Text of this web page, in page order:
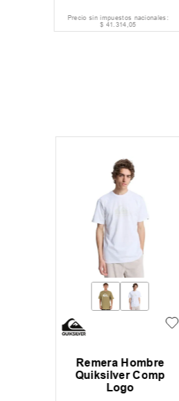
Precio sin impuestos nacionales:
$ 41.314,05
Remera Hombre
Quiksilver Comp
Logo